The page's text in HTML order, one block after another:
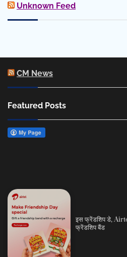
Unknown Feed
CM News
Featured Posts
इस फ्रेंडशिप डे,
फ्रेंडशिप बैंड